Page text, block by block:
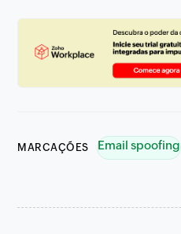
MARCAÇÕES Email spoofing